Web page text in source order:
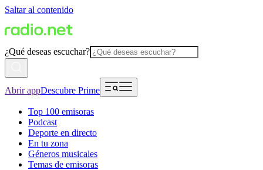
Saltar al contenido
¿Qué deseas escuchar?
Abrir appDescubre Prime
Top 100 emisoras
Podcast
Deporte en directo
En tu zona
Géneros musicales
Temas de emisoras